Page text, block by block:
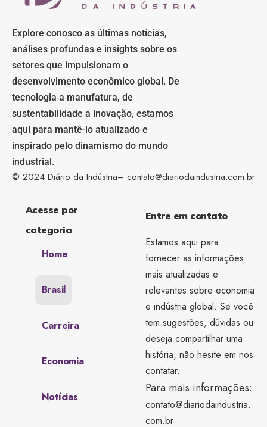
Explore conosco as últimas notícias,
análises profundas e insights sobre os
setores que impulsionam o
desenvolvimento econômico global. De
tecnologia a manufatura, de
sustentabilidade a inovação, estamos
aqui para mantê-lo atualizado e
inspirado pelo dinamismo do mundo
industrial.
© 2024 Diário da Indústria– contato@diariodaindustria.com.br
Acesse por
categoria
Home
Brasil
Carreira
Economia
Notícias
Entre em contato
Estamos aqui para
fornecer as informações
mais atualizadas e
relevantes sobre economia
e indústria global. Se você
tem sugestões, dúvidas ou
deseja compartilhar uma
história, não hesite em nos
contatar.
Para mais informações:
contato@diariodaindustria.
com.br